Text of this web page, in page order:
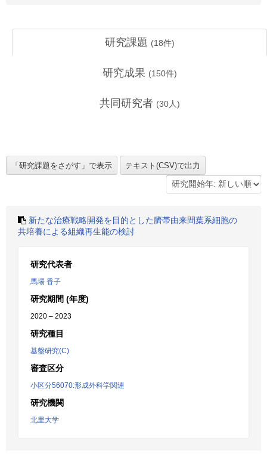
研究課題 (18件)
研究成果 (150件)
共同研究者 (30人)
新たな治療戦略開発を目的とした臍帯由来間葉系細胞の
共培養による組織再生能の検討
研究代表者
馬場 香子
研究期間 (年度)
2020 – 2023
研究種目
基盤研究(C)
審査区分
小区分56070:形成外科学関連
研究機関
北里大学